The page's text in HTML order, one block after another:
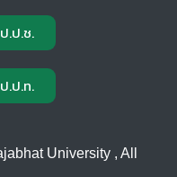
.ป.ช.
.ป.ท.
University , All